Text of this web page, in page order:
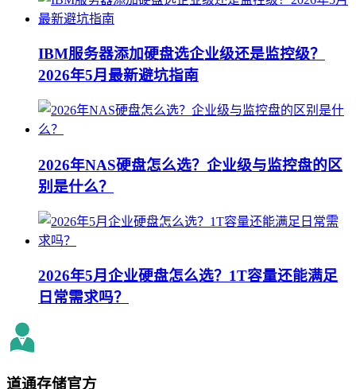
IBM服务器添加硬盘选企业级还是监控级？
2026年5月最新避坑指南
2026年NAS硬盘怎么选？企业级与监控盘的区
别是什么？
2026年5月企业硬盘怎么选？1T容量还能满足
日常需求吗？
道通存储官方